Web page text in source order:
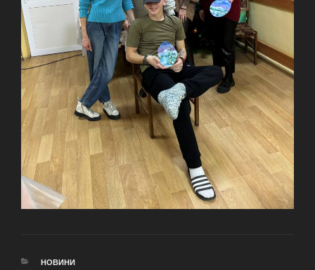
КАТЕГОРІЇ
НОВИНИ